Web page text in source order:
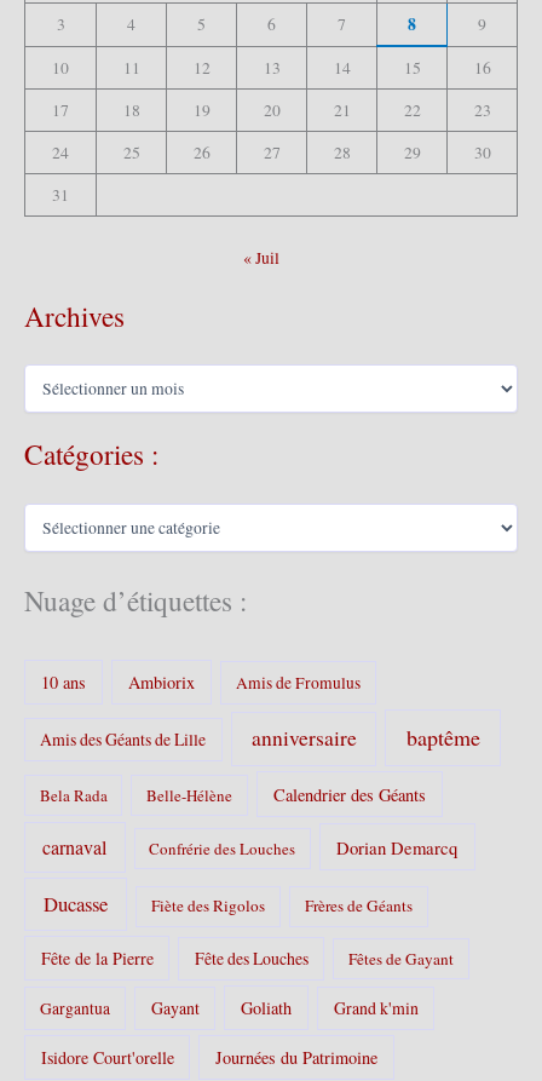
3
4 5 6 7 8
9
10
11 12 13 14 15
16
17
18 19 20 21 22
23
24
25 26 27 28 29
30
31
« Juil
Archives
h
s
Catégories :
C
g
Nuage d’étiquettes :
10 ans Ambiorix Amis de Fromulus
Amis des Géants de Lille anniversaire baptême
Bela Rada Belle-Hélène Calendrier des Géants
carnaval Confrérie des Louches Dorian Demarcq
Ducasse Fiète des Rigolos Frères de Géants
Fête de la Pierre Fête des Louches Fêtes de Gayant
Gargantua Gayant Goliath Grand k'min
Isidore Court'orelle Journées du Patrimoine